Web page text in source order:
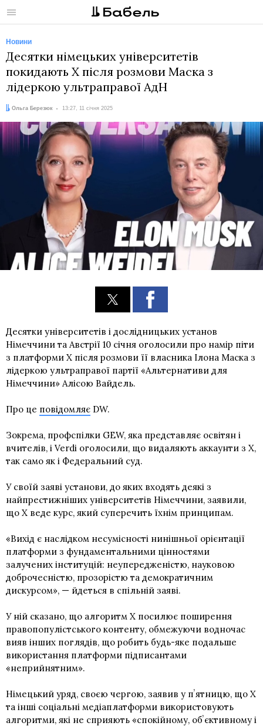
Меню
Новини
Десятки німецьких університетів
покидають Х після розмови Маска з
лідеркою ультраправої АдН
Автор:
Ольга Березюк
Дата: 13:27, 11 січня 2025
Десятки університетів і дослідницьких установ
Німеччини та Австрії 10 січня оголосили про намір піти
з платформи X після розмови її власника Ілона Маска з
лідеркою ультраправої партії «Альтернативи для
Німеччини» Алісою Вайдель.
Про це повідомляє DW.
Зокрема, профспілки GEW, яка представляє освітян і
вчителів, і Verdi оголосили, що видаляють аккаунти з X,
так само як і Федеральний суд.
У своїй заяві установи, до яких входять деякі з
найпрестижніших університетів Німеччини, заявили,
що X веде курс, який суперечить їхнім принципам.
«Вихід є наслідком несумісності нинішньої орієнтації
платформи з фундаментальними цінностями
залучених інституцій: неупередженістю, науковою
доброчесністю, прозорістю та демократичним
дискурсом», — йдеться в спільній заяві.
У ній сказано, що алгоритм X посилює поширення
правопопулістського контенту, обмежуючи водночас
вияв інших поглядів, що робить будь-яке подальше
використання платформи підписантами
«неприйнятним».
Німецький уряд, своєю чергою, заявив у пʼятницю, що X
та інші соціальні медіаплатформи використовують
алгоритми, які не сприяють «спокійному, обʼєктивному і